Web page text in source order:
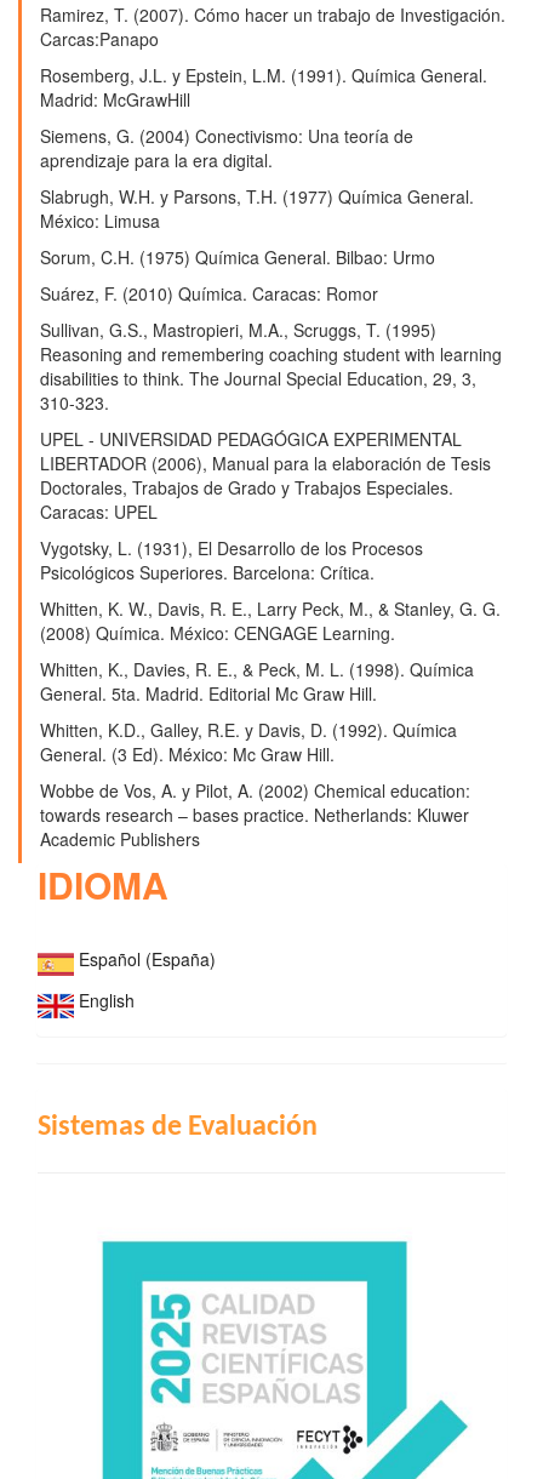
Ramirez, T. (2007). Cómo hacer un trabajo de Investigación.
Carcas:Panapo
Rosemberg, J.L. y Epstein, L.M. (1991). Química General.
Madrid: McGrawHill
Siemens, G. (2004) Conectivismo: Una teoría de
aprendizaje para la era digital.
Slabrugh, W.H. y Parsons, T.H. (1977) Química General.
México: Limusa
Sorum, C.H. (1975) Química General. Bilbao: Urmo
Suárez, F. (2010) Química. Caracas: Romor
Sullivan, G.S., Mastropieri, M.A., Scruggs, T. (1995)
Reasoning and remembering coaching student with learning
disabilities to think. The Journal Special Education, 29, 3,
310-323.
UPEL - UNIVERSIDAD PEDAGÓGICA EXPERIMENTAL
LIBERTADOR (2006), Manual para la elaboración de Tesis
Doctorales, Trabajos de Grado y Trabajos Especiales.
Caracas: UPEL
Vygotsky, L. (1931), El Desarrollo de los Procesos
Psicológicos Superiores. Barcelona: Crítica.
Whitten, K. W., Davis, R. E., Larry Peck, M., & Stanley, G. G.
(2008) Química. México: CENGAGE Learning.
Whitten, K., Davies, R. E., & Peck, M. L. (1998). Química
General. 5ta. Madrid. Editorial Mc Graw Hill.
Whitten, K.D., Galley, R.E. y Davis, D. (1992). Química
General. (3 Ed). México: Mc Graw Hill.
Wobbe de Vos, A. y Pilot, A. (2002) Chemical education:
towards research – bases practice. Netherlands: Kluwer
Academic Publishers
IDIOMA
Español (España)
English
INDIZACIÓN
Sistemas de Evaluación